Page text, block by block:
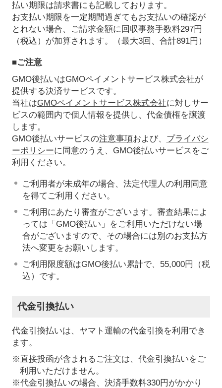
払い期限は請求書にも記載しております。
お支払い期限を一定期間過ぎてもお支払いの確認が
とれない場合、ご請求金額に回収事務手数料297円
（税込）が加算されます。（最大3回、合計891円）
■ご注意
GMO後払いはGMOペイメントサービス株式会社が
提供する決済サービスです。
当社はGMOペイメントサービス株式会社に対しサー
ビスの範囲内で個人情報を提供し、代金債権を譲渡
します。
GMO後払いサービスの注意事項および、 プライバシ
ーポリシーに同意のうえ、GMO後払いサービスをご
利用ください。
ご利用者が未成年の場合、法定代理人の利用同意
を得てご利用ください。
ご利用にあたり審査がございます。審査結果によ
っては「GMO後払い」をご利用いただけない場
合がございますので、その場合には別のお支払方
法へ変更をお願いします。
ご利用限度額はGMO後払い累計で、55,000円（税
込）です。
代金引換払い
代金引換払いは、ヤマト運輸の代金引換を利用でき
ます。
※直接投函が含まれるご注文は、代金引換払いをご
利用いただけません。
※代金引換払いの場合、決済手数料330円がかかり